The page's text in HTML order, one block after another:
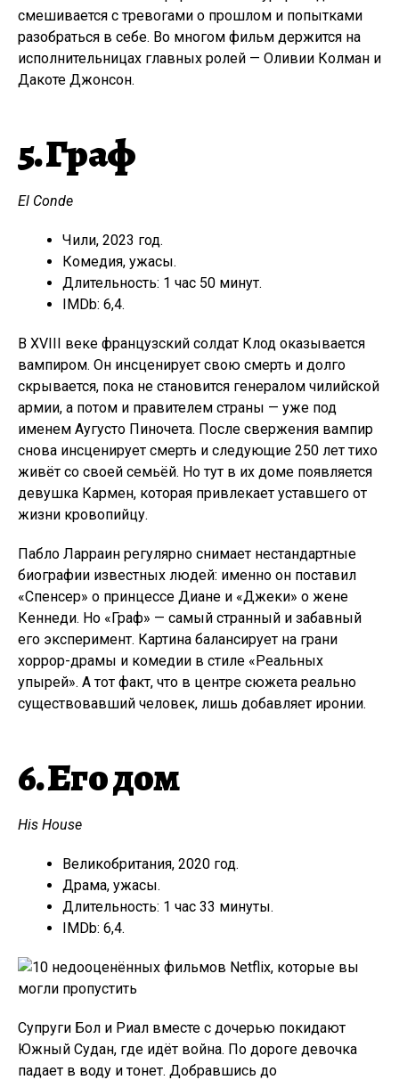
смешивается с тревогами о прошлом и попытками
разобраться в себе. Во многом фильм держится на
исполнительницах главных ролей — Оливии Колман и
Дакоте Джонсон.
5. Граф
El Conde
Чили, 2023 год.
Комедия, ужасы.
Длительность: 1 час 50 минут.
IMDb: 6,4.
В XVIII веке французский солдат Клод оказывается
вампиром. Он инсценирует свою смерть и долго
скрывается, пока не становится генералом чилийской
армии, а потом и правителем страны — уже под
именем Аугусто Пиночета. После свержения вампир
снова инсценирует смерть и следующие 250 лет тихо
живёт со своей семьёй. Но тут в их доме появляется
девушка Кармен, которая привлекает уставшего от
жизни кровопийцу.
Пабло Ларраин регулярно снимает нестандартные
биографии известных людей: именно он поставил
«Спенсер» о принцессе Диане и «Джеки» о жене
Кеннеди. Но «Граф» — самый странный и забавный
его эксперимент. Картина балансирует на грани
хоррор-драмы и комедии в стиле «Реальных
упырей». А тот факт, что в центре сюжета реально
существовавший человек, лишь добавляет иронии.
6. Его дом
His House
Великобритания, 2020 год.
Драма, ужасы.
Длительность: 1 час 33 минуты.
IMDb: 6,4.
Супруги Бол и Риал вместе с дочерью покидают
Южный Судан, где идёт война. По дороге девочка
падает в воду и тонет. Добравшись до